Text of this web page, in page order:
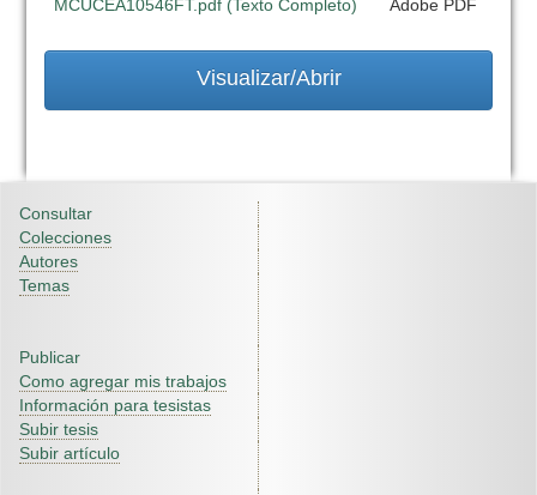
MCUCEA10546FT.pdf (Texto Completo) Adobe PDF
Visualizar/Abrir
Consultar
Colecciones
Autores
Temas
Publicar
Como agregar mis trabajos
Información para tesistas
Subir tesis
Subir artículo